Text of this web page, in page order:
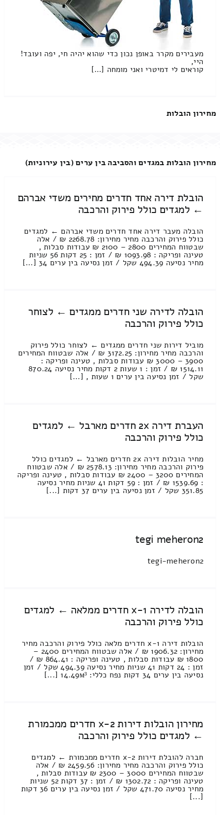
מעבירים מקרר באופן נכון כדי שהוא יהיה חי, יפה ועובד!
היי,
קוראים לי דמיטרי ואני מומחה […]
מחירון הובלות
מחירון הובלות במגדים והסביבה בין ערים (בין עירוניות)
הובלת דירה אחד חדרים מחירים משדי אברהם
← למגדים כולל פירוק והרכבה
הובלה מעבר דירה אחד חדרים משדי אברהם ← למגדים
כולל פירוק והרכבה מחיר מחירון: 2268.78 ₪ / אלה
שבטווח המחירים 2800 – 2100 ₪ עבודות סבלות ,
טעינה ופריקה : 1093.98 ₪ / זמן : 25 דקות 56 שניות
מחיר נסיעה 494.39 שקל / זמן נסיעה בין ערים 34 [...]
הובלה לדירה שני חדרים ממגדים ← לצוחר
כולל פירוק והרכבה
מוביל דירות שני חדרים ממגדים ← לצוחר כולל פירוק
והרכבה מחיר מחירון: 3172.25 ₪ / אלה שבטווח המחירים
3900 – 3000 ₪ עבודות סבלות , טעינה ופריקה :
1514.11 ₪ / זמן : 1 שעות 2 דקות מחיר נסיעה 870.24
שקל / זמן נסיעה בין ערים 1 שעות , [...]
העברת דירה 2x חדרים מארבל ← למגדים
כולל פירוק והרכבה
מחיר הובלות דירה 2x חדרים מארבל ← למגדים כולל
פירוק והרכבה מחיר מחירון: 2578.13 ₪ / אלה שבטווח
המחירים 3200 – 2400 ₪ עבודות סבלות , טעינה ופריקה
: 1539.69 ₪ / זמן : 59 דקות 41 שניות מחיר נסיעה
351.85 שקל / זמן נסיעה בין ערים 37 דקות [...]
tegi meheron2
tegi-meheron2
הובלה לדירה 1-x חדרים ממלאה ← למגדים
כולל פירוק והרכבה
הובלות דירה 1-x חדרים מלאה כולל פירוק והרכבה מחיר
מחירון: 1906.32 ₪ / אלה שבטווח המחירים 2400 –
1800 ₪ עבודות סבלות , טעינה ופריקה : 864.41 ₪ /
זמן : 24 דקות 41 שניות מחיר נסיעה 494.39 שקל / זמן
נסיעה בין ערים 34 דקות נפח כללי: 14.49м³ [...]
מחירון הובלות דירות 2-x חדרים ממכמורת
← למגדים כולל פירוק והרכבה
חברה להובלת דירות 2-x חדרים ממכמורת ← למגדים
כולל פירוק והרכבה מחיר מחירון: 2459.56 ₪ / אלה
שבטווח המחירים 3000 – 2300 ₪ עבודות סבלות ,
טעינה ופריקה : 1302.72 ₪ / זמן : 37 דקות 52 שניות
מחיר נסיעה 471.70 שקל / זמן נסיעה בין ערים 36 דקות
[...]